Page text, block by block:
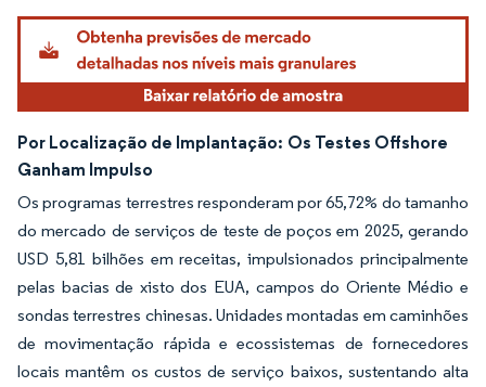
Por Localização de Implantação: Os Testes Offshore
Ganham Impulso
Os programas terrestres responderam por 65,72% do tamanho
do mercado de serviços de teste de poços em 2025, gerando
USD 5,81 bilhões em receitas, impulsionados principalmente
pelas bacias de xisto dos EUA, campos do Oriente Médio e
sondas terrestres chinesas. Unidades montadas em caminhões
de movimentação rápida e ecossistemas de fornecedores
locais mantêm os custos de serviço baixos, sustentando alta